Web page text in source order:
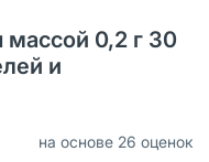
0,2 г 30
и
на основе 26 оценок